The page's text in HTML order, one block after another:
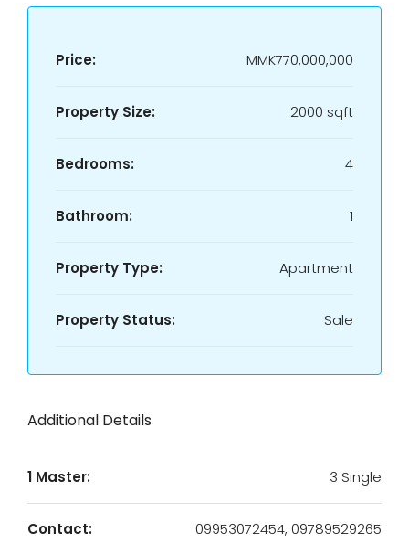
Price: MMK770,000,000
Property Size: 2000 sqft
Bedrooms: 4
Bathroom: 1
Property Type: Apartment
Property Status: Sale
Additional Details
1 Master: 3 Single
Contact: 09953072454, 09789529265